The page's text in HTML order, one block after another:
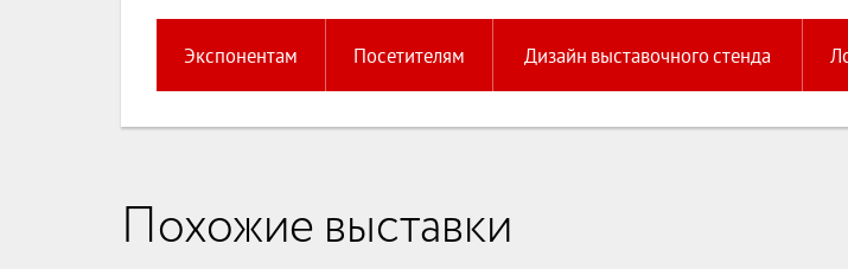
Экспонентам Посетителям Дизайн выставочного стенда
Похожие выставки